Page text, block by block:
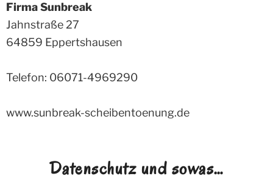
Firma Sunbreak
Jahnstraße 27
64859 Eppertshausen
Telefon: 06071-4969290
www.sunbreak-scheibentoenung.de
Datenschutz und sowas…